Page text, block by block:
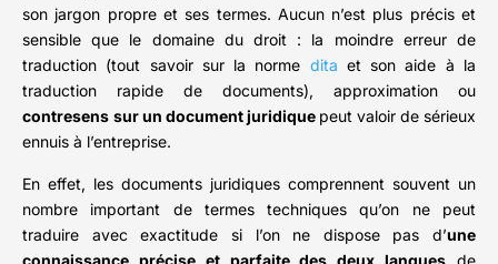
son jargon propre et ses termes. Aucun n’est plus précis et
sensible que le domaine du droit : la moindre erreur de
traduction (tout savoir sur la norme dita et son aide à la
traduction rapide de documents), approximation ou
contresens sur un document juridique peut valoir de sérieux
ennuis à l’entreprise.
En effet, les documents juridiques comprennent souvent un
nombre important de termes techniques qu’on ne peut
traduire avec exactitude si l’on ne dispose pas d’une